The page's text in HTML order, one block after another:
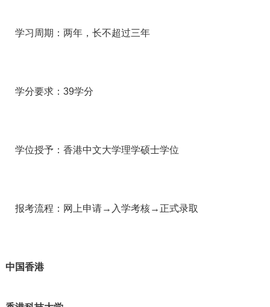
学习周期：两年，长不超过三年
学分要求：39学分
学位授予：香港中文大学理学硕士学位
报考流程：网上申请→入学考核→正式录取
中国香港